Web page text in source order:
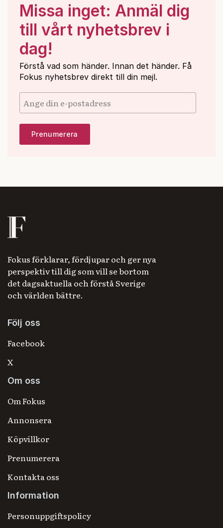
Missa inget: Anmäl dig
till vårt nyhetsbrev i
dag!
Förstå vad som händer. Innan det händer. Få
Fokus nyhetsbrev direkt till din mejl.
Fokus förklarar, fördjupar och ger nya
perspektiv till dig som vill se bortom
det dagsaktuella och förstå Sverige
och världen bättre.
Följ oss
Facebook
X
Om oss
Om Fokus
Annonsera
Köpvillkor
Prenumerera
Kontakta oss
Information
Personuppgiftspolicy